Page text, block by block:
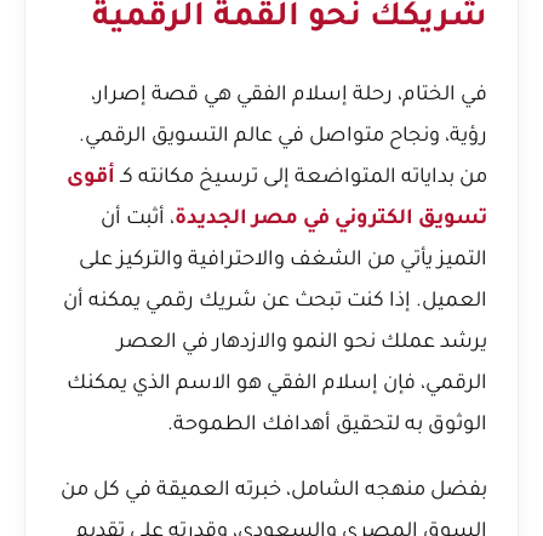
شريكك نحو القمة الرقمية
في الختام، رحلة إسلام الفقي هي قصة إصرار،
رؤية، ونجاح متواصل في عالم التسويق الرقمي.
من بداياته المتواضعة إلى ترسيخ مكانته كـ أقوى
تسويق الكتروني في مصر الجديدة، أثبت أن
التميز يأتي من الشغف والاحترافية والتركيز على
العميل. إذا كنت تبحث عن شريك رقمي يمكنه أن
يرشد عملك نحو النمو والازدهار في العصر
الرقمي، فإن إسلام الفقي هو الاسم الذي يمكنك
الوثوق به لتحقيق أهدافك الطموحة.
بفضل منهجه الشامل، خبرته العميقة في كل من